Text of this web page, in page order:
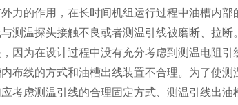
力的作用，在长时间机组运行过程中油槽内
测温探头接触不良或者测温引线被磨断、拉断
因为在设计过程中没有充分考虑到测温电阻
布线的方式和油槽出线装置不合理。为了使
考虑测温引线的合理固定方式、测温引线出